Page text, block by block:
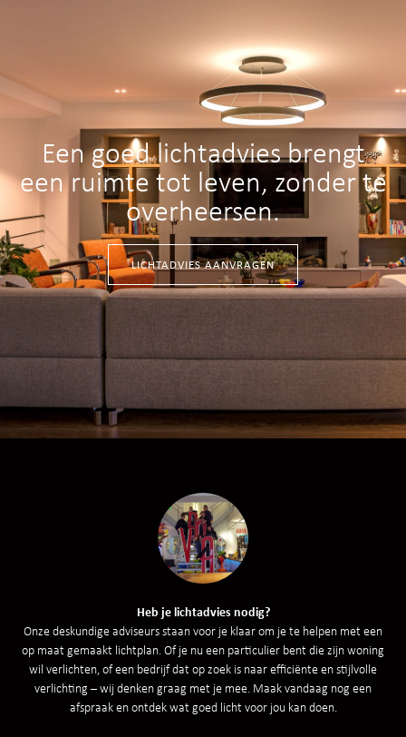
Een goed lichtadvies brengt
een ruimte tot leven, zonder te
overheersen.
LICHTADVIES AANVRAGEN
Heb je lichtadvies nodig?
Onze deskundige adviseurs staan voor je klaar om je te helpen met een
op maat gemaakt lichtplan. Of je nu een particulier bent die zijn woning
wil verlichten, of een bedrijf dat op zoek is naar efficiënte en stijlvolle
verlichting – wij denken graag met je mee. Maak vandaag nog een
afspraak en ontdek wat goed licht voor jou kan doen.